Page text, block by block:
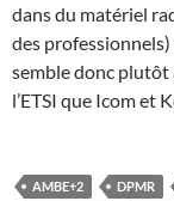
dans du matériel
des
semble donc plutôt
l’ETSI que Icom et
AMBE+2 DPMR